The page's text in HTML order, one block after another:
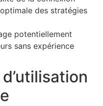
des stratégies
potentiellement
sans expérience